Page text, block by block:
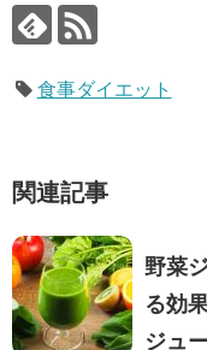
食事ダイエット
関連記事
野菜
る効
ジュ